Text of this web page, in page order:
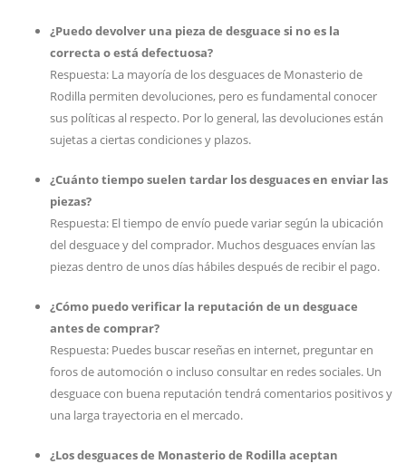
¿Puedo devolver una pieza de desguace si no es la
correcta o está defectuosa?
Respuesta: La mayoría de los desguaces de Monasterio de
Rodilla permiten devoluciones, pero es fundamental conocer
sus políticas al respecto. Por lo general, las devoluciones están
sujetas a ciertas condiciones y plazos.
¿Cuánto tiempo suelen tardar los desguaces en enviar las
piezas?
Respuesta: El tiempo de envío puede variar según la ubicación
del desguace y del comprador. Muchos desguaces envían las
piezas dentro de unos días hábiles después de recibir el pago.
¿Cómo puedo verificar la reputación de un desguace
antes de comprar?
Respuesta: Puedes buscar reseñas en internet, preguntar en
foros de automoción o incluso consultar en redes sociales. Un
desguace con buena reputación tendrá comentarios positivos y
una larga trayectoria en el mercado.
¿Los desguaces de Monasterio de Rodilla aceptan